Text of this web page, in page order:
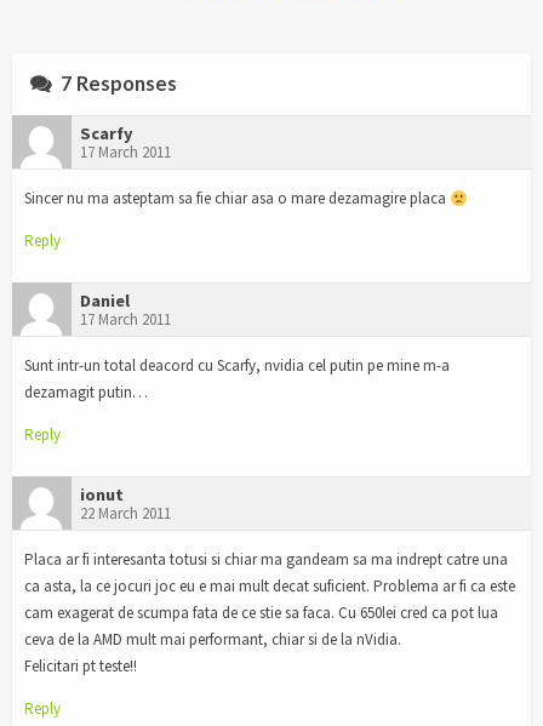
7 Responses
Scarfy
17 March 2011
Sincer nu ma asteptam sa fie chiar asa o mare dezamagire placa
Reply
Daniel
17 March 2011
Sunt intr-un total deacord cu Scarfy, nvidia cel putin pe mine m-a
dezamagit putin…
Reply
ionut
22 March 2011
Placa ar fi interesanta totusi si chiar ma gandeam sa ma indrept catre una
ca asta, la ce jocuri joc eu e mai mult decat suficient. Problema ar fi ca este
cam exagerat de scumpa fata de ce stie sa faca. Cu 650lei cred ca pot lua
ceva de la AMD mult mai performant, chiar si de la nVidia.
Felicitari pt teste!!
Reply